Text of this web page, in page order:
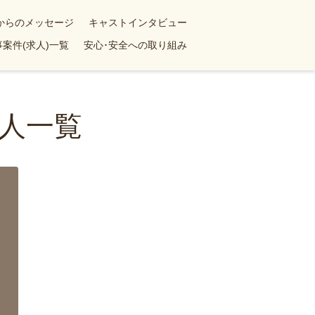
らのメッセージ
キャストインタビュー
案件(求人)一覧 安心･安全への取り組み
一覧